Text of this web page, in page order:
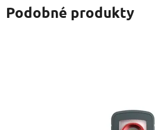
Podobné produkty